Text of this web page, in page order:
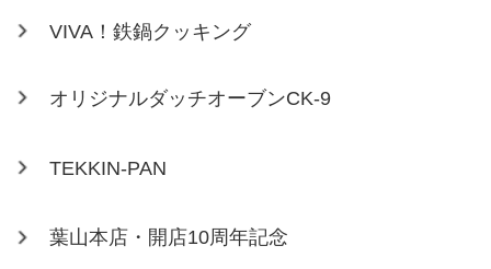
VIVA！鉄鍋クッキング
オリジナルダッチオーブンCK-9
TEKKIN-PAN
葉山本店・開店10周年記念